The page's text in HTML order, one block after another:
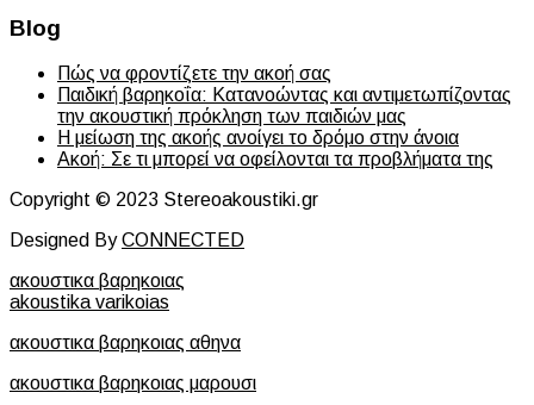
Blog
Πώς να φροντίζετε την ακοή σας
Παιδική βαρηκοΐα: Κατανοώντας και αντιμετωπίζοντας
την ακουστική πρόκληση των παιδιών μας
Η μείωση της ακοής ανοίγει το δρόμο στην άνοια
Ακοή: Σε τι μπορεί να οφείλονται τα προβλήματα της
Copyright © 2023 Stereoakoustiki.gr
Designed ByCONNECTED
ακουστικα βαρηκοιας
akoustika varikoias
ακουστικα βαρηκοιας αθηνα
ακουστικα βαρηκοιας μαρουσι